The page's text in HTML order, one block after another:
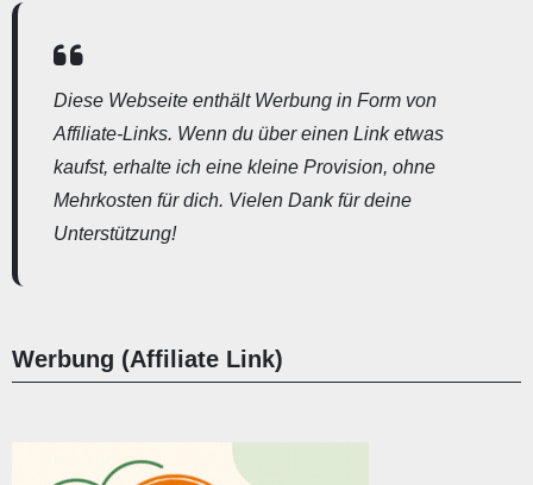
Diese Webseite enthält Werbung in Form von
Affiliate-Links. Wenn du über einen Link etwas
kaufst, erhalte ich eine kleine Provision, ohne
Mehrkosten für dich. Vielen Dank für deine
Unterstützung!
Werbung (Affiliate Link)